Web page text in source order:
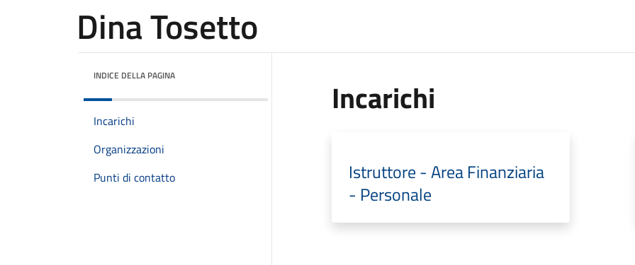
Dina Tosetto
INDICE DELLA PAGINA
Incarichi
Organizzazioni
Punti di contatto
Incarichi
Istruttore - Area Finanziaria
- Personale